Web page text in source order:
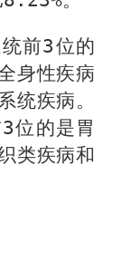
前3位的
身性疾病
统疾病。
3位的是胃
类疾病和